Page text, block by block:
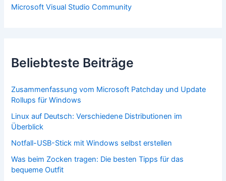
Microsoft Visual Studio Community
Beliebteste Beiträge
Zusammenfassung vom Microsoft Patchday und Update
Rollups für Windows
Linux auf Deutsch: Verschiedene Distributionen im
Überblick
Notfall-USB-Stick mit Windows selbst erstellen
Was beim Zocken tragen: Die besten Tipps für das
bequeme Outfit